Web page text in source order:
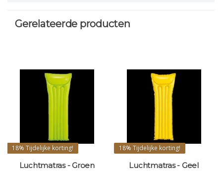
Gerelateerde producten
18% Tijdelijke korting!
Luchtmatras - Groen
18% Tijdelijke korting!
Luchtmatras - Geel